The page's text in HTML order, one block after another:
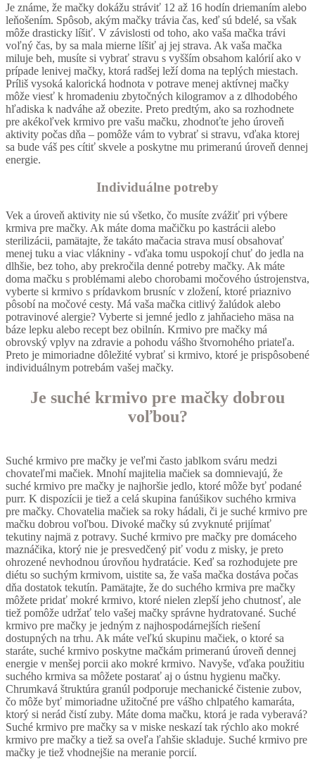
Je známe, že mačky dokážu stráviť 12 až 16 hodín driemaním alebo
leňošením. Spôsob, akým mačky trávia čas, keď sú bdelé, sa však
môže drasticky líšiť. V závislosti od toho, ako vaša mačka trávi
voľný čas, by sa mala mierne líšiť aj jej strava. Ak vaša mačka
miluje beh, musíte si vybrať stravu s vyšším obsahom kalórií ako v
prípade lenivej mačky, ktorá radšej leží doma na teplých miestach.
Príliš vysoká kalorická hodnota v potrave menej aktívnej mačky
môže viesť k hromadeniu zbytočných kilogramov a z dlhodobého
hľadiska k nadváhe až obezite. Preto predtým, ako sa rozhodnete
pre akékoľvek krmivo pre vašu mačku, zhodnoťte jeho úroveň
aktivity počas dňa – pomôže vám to vybrať si stravu, vďaka ktorej
sa bude váš pes cítiť skvele a poskytne mu primeranú úroveň dennej
energie.
Individuálne potreby
Vek a úroveň aktivity nie sú všetko, čo musíte zvážiť pri výbere
krmiva pre mačky. Ak máte doma mačičku po kastrácii alebo
sterilizácii, pamätajte, že takáto mačacia strava musí obsahovať
menej tuku a viac vlákniny - vďaka tomu uspokojí chuť do jedla na
dlhšie, bez toho, aby prekročila denné potreby mačky. Ak máte
doma mačku s problémami alebo chorobami močového ústrojenstva,
vyberte si krmivo s prídavkom brusníc v zložení, ktoré priaznivo
pôsobí na močové cesty. Má vaša mačka citlivý žalúdok alebo
potravinové alergie? Vyberte si jemné jedlo z jahňacieho mäsa na
báze lepku alebo recept bez obilnín. Krmivo pre mačky má
obrovský vplyv na zdravie a pohodu vášho štvornohého priateľa.
Preto je mimoriadne dôležité vybrať si krmivo, ktoré je prispôsobené
individuálnym potrebám vašej mačky.
Je suché krmivo pre mačky dobrou
voľbou?
Suché krmivo pre mačky je veľmi často jablkom sváru medzi
chovateľmi mačiek. Mnohí majitelia mačiek sa domnievajú, že
suché krmivo pre mačky je najhoršie jedlo, ktoré môže byť podané
purr. K dispozícii je tiež a celá skupina fanúšikov suchého krmiva
pre mačky. Chovatelia mačiek sa roky hádali, či je suché krmivo pre
mačku dobrou voľbou. Divoké mačky sú zvyknuté prijímať
tekutiny najmä z potravy. Suché krmivo pre mačky pre domáceho
maznáčika, ktorý nie je presvedčený piť vodu z misky, je preto
ohrozené nevhodnou úrovňou hydratácie. Keď sa rozhodujete pre
diétu so suchým krmivom, uistite sa, že vaša mačka dostáva počas
dňa dostatok tekutín. Pamätajte, že do suchého krmiva pre mačky
môžete pridať mokré krmivo, ktoré nielen zlepší jeho chutnosť, ale
tiež pomôže udržať telo vašej mačky správne hydratované. Suché
krmivo pre mačky je jedným z najhospodárnejších riešení
dostupných na trhu. Ak máte veľkú skupinu mačiek, o ktoré sa
staráte, suché krmivo poskytne mačkám primeranú úroveň dennej
energie v menšej porcii ako mokré krmivo. Navyše, vďaka použitiu
suchého krmiva sa môžete postarať aj o ústnu hygienu mačky.
Chrumkavá štruktúra granúl podporuje mechanické čistenie zubov,
čo môže byť mimoriadne užitočné pre vášho chlpatého kamaráta,
ktorý si nerád čistí zuby. Máte doma mačku, ktorá je rada vyberavá?
Suché krmivo pre mačky sa v miske neskazí tak rýchlo ako mokré
krmivo pre mačky a tiež sa oveľa ľahšie skladuje. Suché krmivo pre
mačky je tiež vhodnejšie na meranie porcií.